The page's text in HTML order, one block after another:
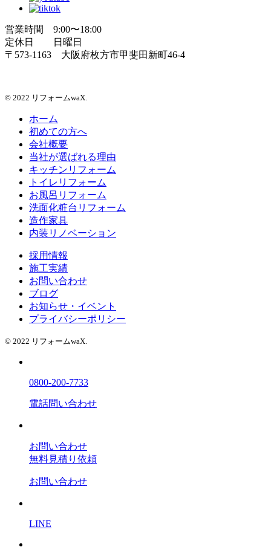
営業時間 9:00〜18:00
定休日 日曜日
〒573-1163 大阪府枚方市甲斐田新町46-4
© 2022 リフォームwaX.
ホーム
初めての方へ
会社概要
当社が選ばれる理由
キッチンリフォーム
トイレリフォーム
お風呂リフォーム
洗面化粧台リフォーム
造作家具
内装リノベーション
採用情報
施工実績
お問い合わせ
ブログ
お知らせ・イベント
プライバシーポリシー
© 2022 リフォームwaX.
0800-200-7733
電話問い合わせ
お問い合わせ
無料見積り依頼
お問い合わせ
LINE